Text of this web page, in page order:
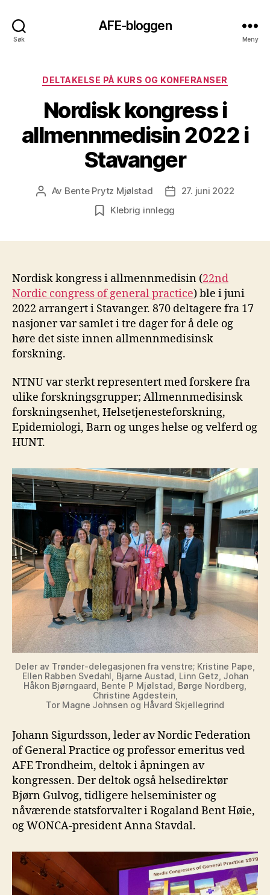
Søk
AFE-bloggen
Meny
Kategorier
DELTAKELSE PÅ KURS OG KONFERANSER
Nordisk kongress i
allmennmedisin 2022 i
Stavanger
Innleggsforfatter
Av Bente Prytz Mjølstad Publiseringsdato
27. juni 2022
Klebrig innlegg
Nordisk kongress i allmennmedisin (22nd
Nordic congress of general practice) ble i juni
2022 arrangert i Stavanger. 870 deltagere fra 17
nasjoner var samlet i tre dager for å dele og
høre det siste innen allmennmedisinsk
forskning.
NTNU var sterkt representert med forskere fra
ulike forskningsgrupper; Allmennmedisinsk
forskningsenhet, Helsetjenesteforskning,
Epidemiologi, Barn og unges helse og velferd og
HUNT.
Deler av Trønder-delegasjonen fra venstre; Kristine Pape,
Ellen Rabben Svedahl, Bjarne Austad, Linn Getz, Johan
Håkon Bjørngaard, Bente P Mjølstad, Børge Nordberg,
Christine Agdestein,
Tor Magne Johnsen og Håvard Skjellegrind
Johann Sigurdsson, leder av Nordic Federation
of General Practice og professor emeritus ved
AFE Trondheim, deltok i åpningen av
kongressen. Der deltok også helsedirektør
Bjørn Gulvog, tidligere helseminister og
nåværende statsforvalter i Rogaland Bent Høie,
og WONCA-president Anna Stavdal.